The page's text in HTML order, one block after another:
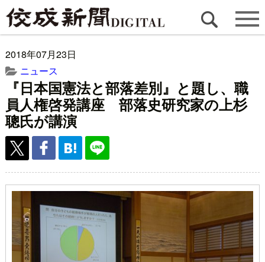
2018年07月23日
ニュース
『日本国憲法と部落差別』と題し、職
員人権啓発講座 部落史研究家の上杉
聰氏が講演